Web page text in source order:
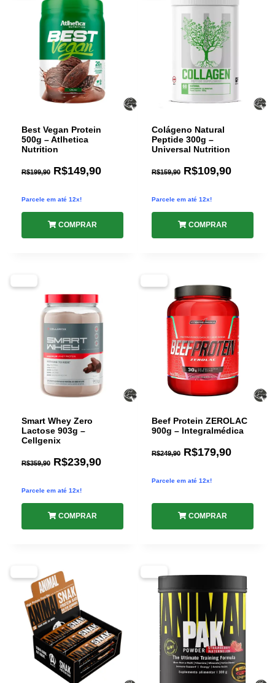
Best Vegan Protein
500g – Atlhetica
Nutrition
R$199,90 R$149,90
Parcele em até 12x!
COMPRAR
Colágeno Natural
Peptide 300g –
Universal Nutrition
R$159,90 R$109,90
Parcele em até 12x!
COMPRAR
Smart Whey Zero
Lactose 903g –
Cellgenix
R$359,90 R$239,90
Parcele em até 12x!
COMPRAR
Beef Protein ZEROLAC
900g – Integralmédica
R$249,90 R$179,90
Parcele em até 12x!
COMPRAR